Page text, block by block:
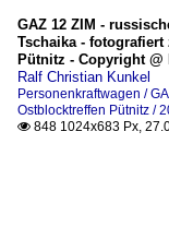
GAZ 12 ZIM -
Tschaika - fotografiert
Pütnitz - Copyright @
Ralf Christian Kunkel
Personenkraftwagen /
Ostblocktreffen Pütnitz /
 848 1024x683 Px,